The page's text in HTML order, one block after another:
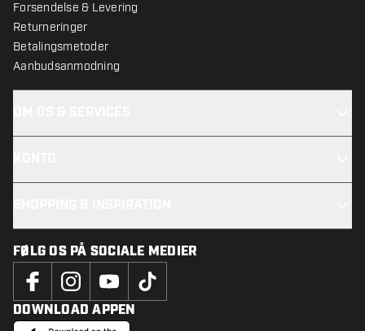
Forsendelse & Levering
Returneringer
Betalingsmetoder
Aanbudsanmodning
FØLG OS PÅ SOCIALE MEDIER
DOWNLOAD APPEN